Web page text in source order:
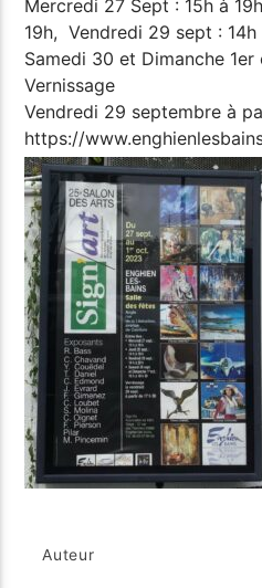
Mercredi 27 Sept : 15h à
19h, Vendredi 29 sept : 14h
Samedi 30 et Dimanche 1er
Vernissage
Vendredi 29 septembre à
https://
Auteur